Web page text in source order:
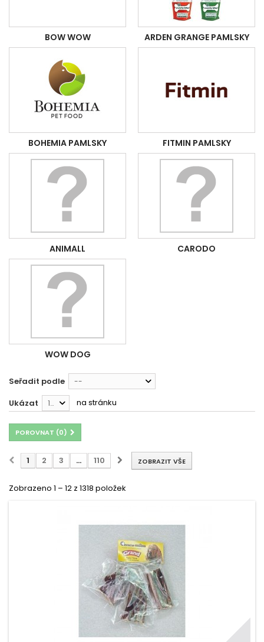
BOW WOW ARDEN GRANGE PAMLSKY
BOHEMIA PAMLSKY FITMIN PAMLSKY
ANIMALL CARODO
WOW DOG
Seřadit podle --
Ukázat 12 na stránku
POROVNAT (0)
ZOBRAZIT VŠE
1 2 3 ... 110
Zobrazeno 1 – 12 z 1318 položek